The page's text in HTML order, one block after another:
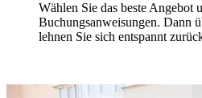
Wählen Sie das beste Angebot
Buchungsanweisungen. Dann
lehnen Sie sich entspannt